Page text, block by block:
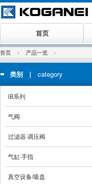
首页
首页 产品一览
类别 | category
iB系列
气阀
过滤器·调压阀
气缸·手指
真空设备/吸盘